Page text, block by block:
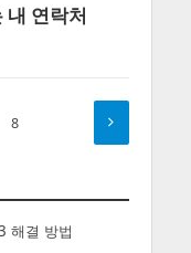
내 연락처
8
해결 방법